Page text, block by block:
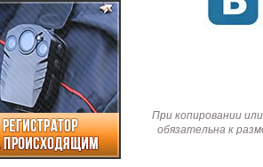
При копировании
обязательна к